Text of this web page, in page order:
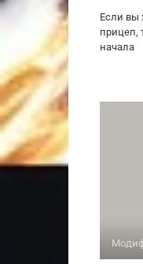
Если вы
прицеп,
начала